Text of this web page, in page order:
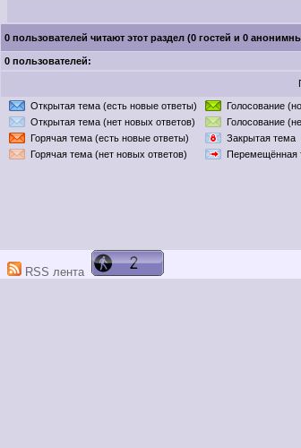
0 пользователей читают этот раздел (0 гостей и 0
0 пользователей:
Открытая тема (есть новые ответы)
Голосование
Открытая тема (нет новых ответов)
Голосование
Горячая тема (есть новые ответы)
Закрытая тема
Горячая тема (нет новых ответов)
Перемещённая
RSS лента